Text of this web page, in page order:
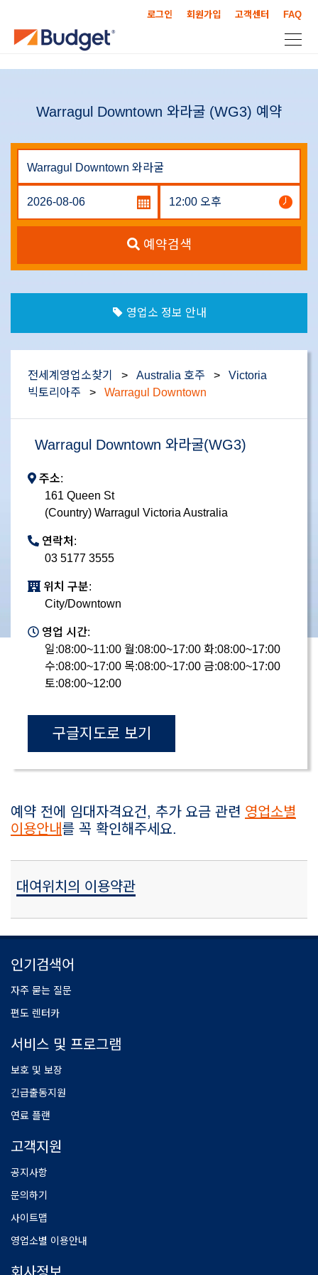
로그인 회원가입 고객센터 FAQ
Warragul Downtown 와라굴 (WG3) 예약
예약검색
영업소 정보 안내
전세계영업소찾기 > Australia 호주 >
Victoria
빅토리아주
> Warragul Downtown
Warragul Downtown 와라굴(WG3)
주소:
161 Queen St
(Country) Warragul Victoria Australia
연락처:
03 5177 3555
위치 구분:
City/Downtown
영업 시간:
일:08:00~11:00 월:08:00~17:00 화:08:00~17:00
수:08:00~17:00 목:08:00~17:00 금:08:00~17:00
토:08:00~12:00
구글지도로 보기
예약 전에 임대자격요건, 추가 요금 관련 영업소별
이용안내를 꼭 확인해주세요.
대여위치의 이용약관
인기검색어
자주 묻는 질문
편도 렌터카
서비스 및 프로그램
보호 및 보장
긴급출동지원
연료 플랜
고객지원
공지사항
문의하기
사이트맵
영업소별 이용안내